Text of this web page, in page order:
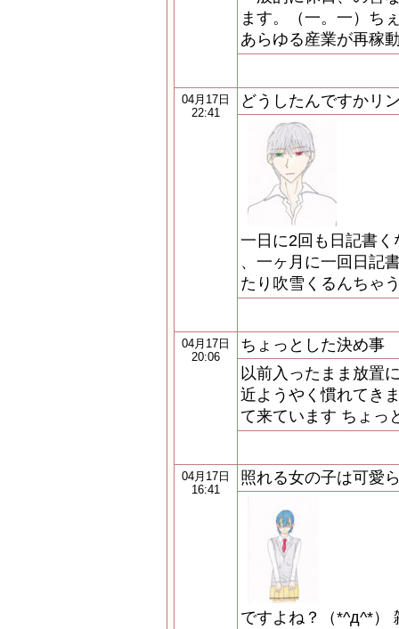
ます。（一。一）ち
あらゆる産業が再稼
04月17日
22:41
どうしたんですかリ
一日に2回も日記書
、一ヶ月に一回日記
たり吹雪くるんちゃ
04月17日
20:06
ちょっとした決め事
以前入ったまま放置
近ようやく慣れてき
て来ています ちょっ
04月17日
16:41
照れる女の子は可愛
ですよね？（*^д^*）